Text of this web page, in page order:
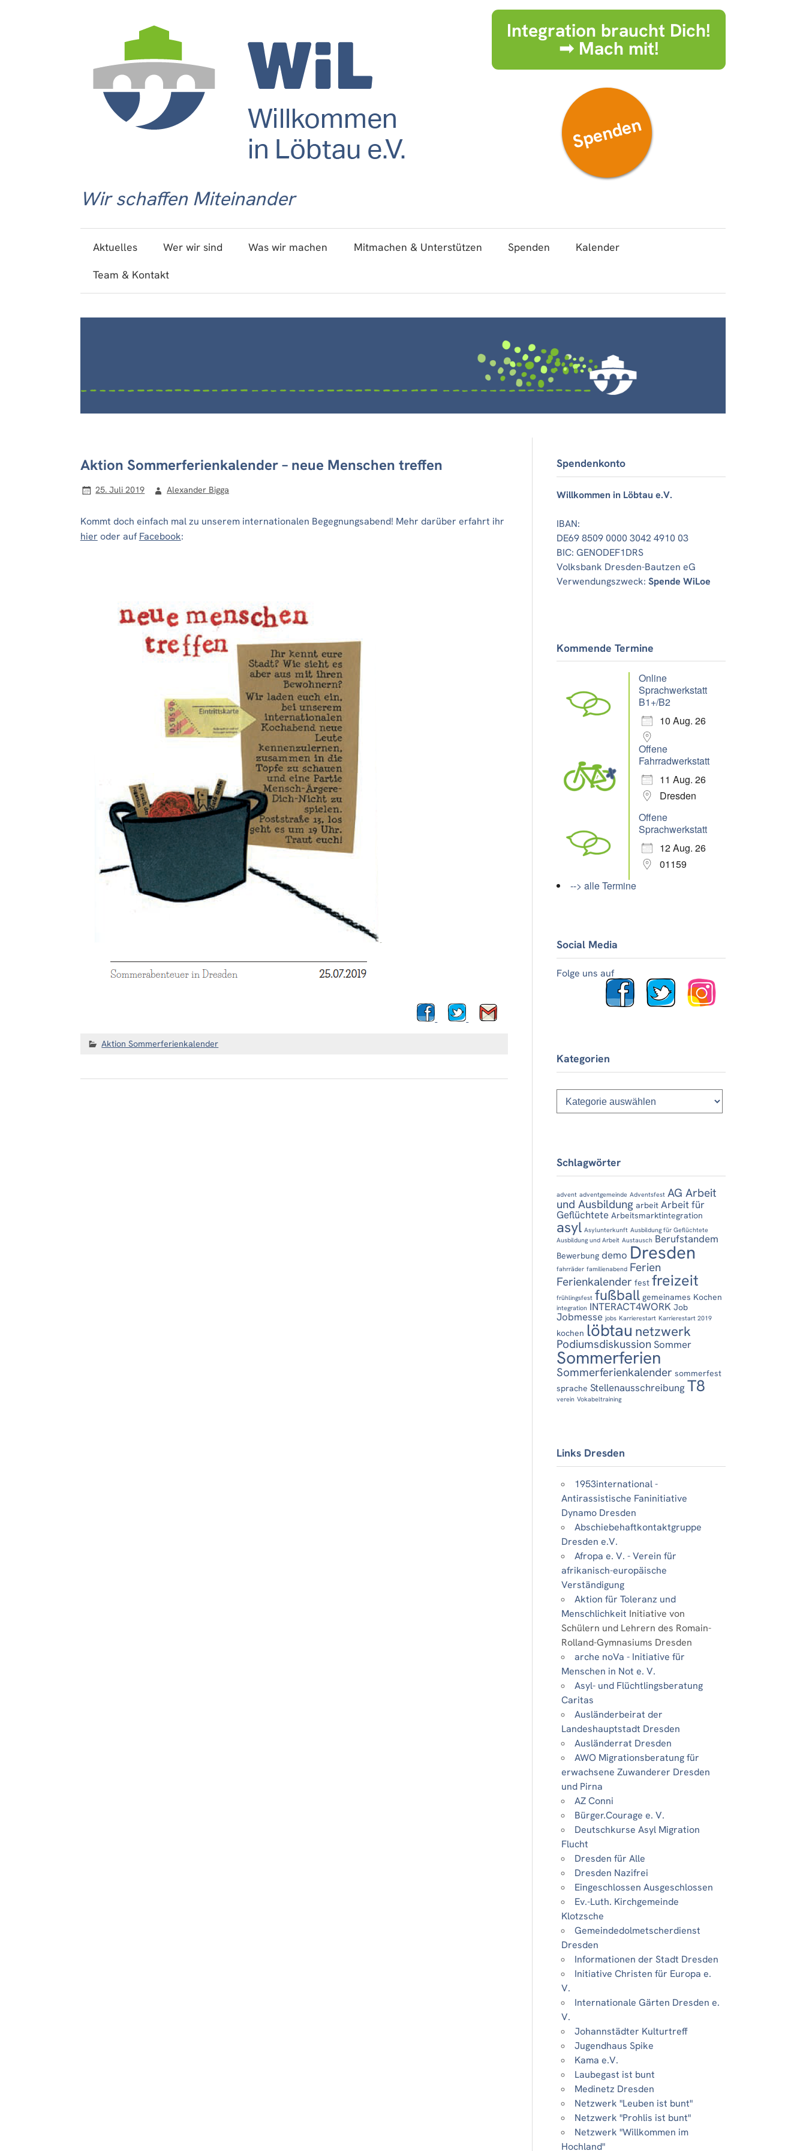
Wir schaffen Miteinander
Integration braucht Dich!
➟ Mach mit!
Spenden
Aktuelles Wer wir sind Was wir machen Mitmachen & Unterstützen Spenden
Kalender
Team & Kontakt
Aktion Sommerferienkalender – neue Menschen treffen
25. Juli 2019 Alexander Bigga
Kommt doch einfach mal zu unserem internationalen Begegnungsabend! Mehr darüber erfahrt ihr
hier oder aufFacebook:
Aktion Sommerferienkalender
Spendenkonto
Willkommen in Löbtau e.V.
IBAN:
DE69 8509 0000 3042 4910 03
BIC: GENODEF1DRS
Volksbank Dresden-Bautzen eG
Verwendungszweck:Spende WiLoe
Kommende Termine
Online
Sprachwerkstatt
B1+/B2
10 Aug. 26
Offene
Fahrradwerkstatt
11 Aug. 26
Dresden
Offene
Sprachwerkstatt
12 Aug. 26
01159
--> alle Termine
Social Media
Folge uns auf
Kategorien
Kategorien
Schlagwörter
advent adventgemeinde Adventsfest AG Arbeit
und Ausbildung arbeit Arbeit für
Geflüchtete Arbeitsmarktintegration
asyl Asylunterkunft Ausbildung für Geflüchtete
Ausbildung und Arbeit Austausch Berufstandem
Bewerbung demo Dresden
fahrräder familienabend Ferien
Ferienkalender fest freizeit
frühlingsfest fußball gemeinames Kochen
integration INTERACT4WORK Job
Jobmesse jobs Karrierestart Karrierestart 2019
kochen löbtau netzwerk
PodiumsdiskussionSommer
Sommerferien
Sommerferienkalender sommerfest
sprache Stellenausschreibung T8
verein Vokabeltraining
Links Dresden
1953international -
Antirassistische Faninitiative
Dynamo Dresden
Abschiebehaftkontaktgruppe
Dresden e.V.
Afropa e. V. - Verein für
afrikanisch-europäische
Verständigung
Aktion für Toleranz und
Menschlichkeit Initiative von
Schülern und Lehrern des Romain-
Rolland-Gymnasiums Dresden
arche noVa - Initiative für
Menschen in Not e. V.
Asyl- und Flüchtlingsberatung
Caritas
Ausländerbeirat der
Landeshauptstadt Dresden
Ausländerrat Dresden
AWO Migrationsberatung für
erwachsene Zuwanderer Dresden
und Pirna
AZ Conni
Bürger.Courage e. V.
Deutschkurse Asyl Migration
Flucht
Dresden für Alle
Dresden Nazifrei
Eingeschlossen Ausgeschlossen
Ev.-Luth. Kirchgemeinde
Klotzsche
Gemeindedolmetscherdienst
Dresden
Informationen der Stadt Dresden
Initiative Christen für Europa e.
V.
Internationale Gärten Dresden e.
V.
Johannstädter Kulturtreff
Jugendhaus Spike
Kama e.V.
Laubegast ist bunt
Medinetz Dresden
Netzwerk "Leuben ist bunt"
Netzwerk "Prohlis ist bunt"
Netzwerk "Willkommen im
Hochland"